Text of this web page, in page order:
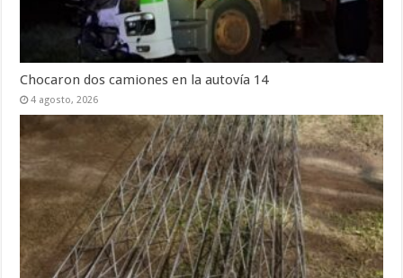
Chocaron dos camiones en la autovía 14
4 agosto, 2026